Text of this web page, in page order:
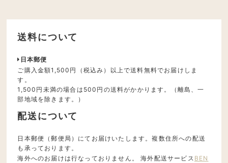
送料について
日本郵便
ご購入金額1,500円（税込み）以上で送料無料でお届けしま
す。
1,500円未満の場合は500円の送料がかかります。（離島、一
部地域を除きます。）
配送について
日本郵便（郵便局）にてお届けいたします。複数住所への配送
も承っております。
海外へのお届けは行なっておりません。 海外配送サービス BEN